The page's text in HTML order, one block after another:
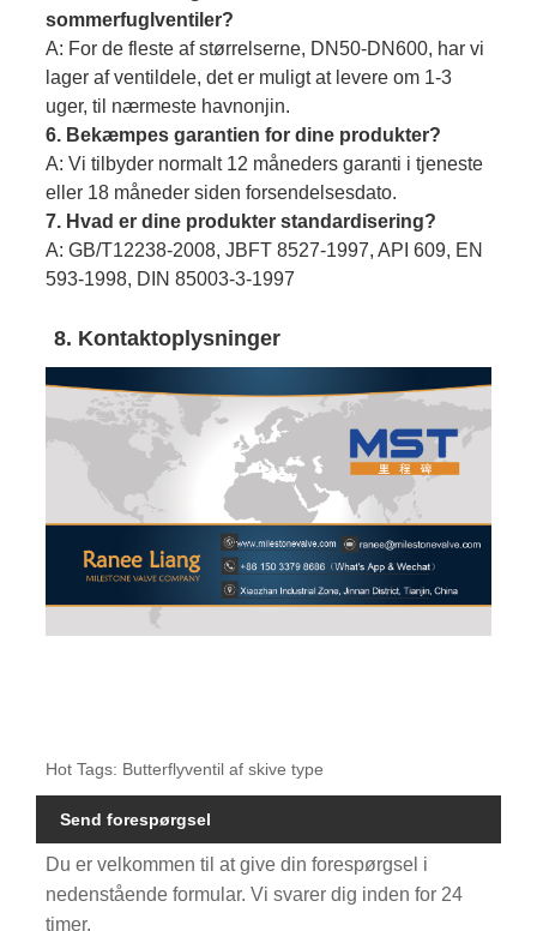
sommerfuglventiler?
A: For de fleste af størrelserne, DN50-DN600, har vi
lager af ventildele, det er muligt at levere om 1-3
uger, til nærmeste havnonjin.
6. Bekæmpes garantien for dine produkter?
A: Vi tilbyder normalt 12 måneders garanti i tjeneste
eller 18 måneder siden forsendelsesdato.
7. Hvad er dine produkter standardisering?
A: GB/T12238-2008, JBFT 8527-1997, API 609, EN
593-1998, DIN 85003-3-1997
8. Kontaktoplysninger
Hot Tags: Butterflyventil af skive type
Send forespørgsel
Du er velkommen til at give din forespørgsel i
nedenstående formular. Vi svarer dig inden for 24
timer.